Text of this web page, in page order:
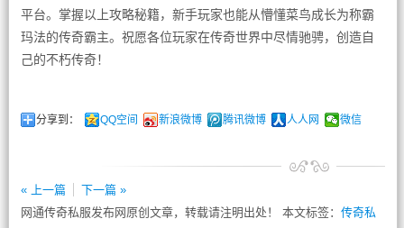
平台。掌握以上攻略秘籍，新手玩家也能从懵懂菜鸟成长为称霸
玛法的传奇霸主。祝愿各位玩家在传奇世界中尽情驰骋，创造自
己的不朽传奇！
分享到： QQ空间 新浪微博 腾讯微博 人人网 微信
« 上一篇
下一篇 »
网通传奇私服发布网原创文章，转载请注明出处！ 本文标签： 传奇私